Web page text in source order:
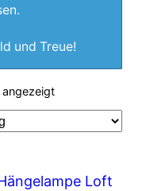
und Treue!